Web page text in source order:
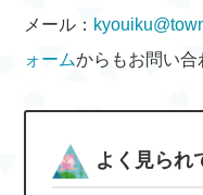
メール：
ォームからもお問い合
よく見られ